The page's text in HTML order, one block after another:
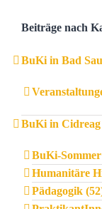
Beiträge nach
BuKi in Bad
BuKi in Cidreag
BuKi-
Humanitäre
Pädagogik